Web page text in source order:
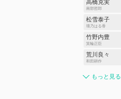
高橋克実
南部哲郎
松雪泰子
壇乃はる香
竹野内豊
箕輪正臣
荒川良々
和田耕作
もっと見る